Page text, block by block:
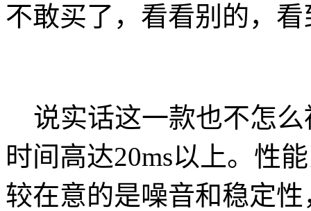
不敢买了，看看别的，
说实话这一款也不怎么
时间高达20ms以上。性
较在意的是噪音和稳定